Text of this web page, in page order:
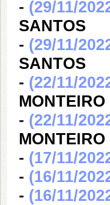
- (29/11/
SANTOS
- (29/11/
SANTOS
- (22/11/
MONTEIRO
- (22/11/
MONTEIRO
- (17/11/
- (16/11/
- (16/11/